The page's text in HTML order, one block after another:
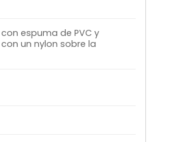
espuma de PVC y
un nylon sobre la